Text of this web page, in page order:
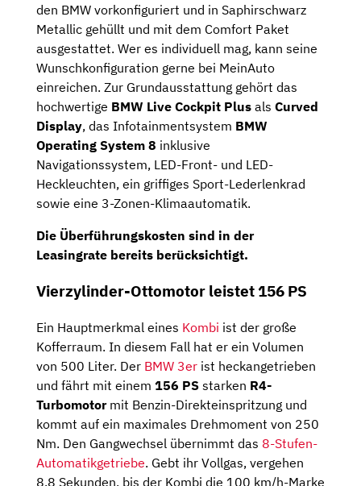
den BMW vorkonfiguriert und in Saphirschwarz
Metallic gehüllt und mit dem Comfort Paket
ausgestattet. Wer es individuell mag, kann seine
Wunschkonfiguration gerne bei MeinAuto
einreichen. Zur Grundausstattung gehört das
hochwertige BMW Live Cockpit Plus als Curved
Display, das Infotainmentsystem BMW
Operating System 8 inklusive
Navigationssystem, LED-Front- und LED-
Heckleuchten, ein griffiges Sport-Lederlenkrad
sowie eine 3-Zonen-Klimaautomatik.
Die Überführungskosten sind in der
Leasingrate bereits berücksichtigt.
Vierzylinder-Ottomotor leistet 156 PS
Ein Hauptmerkmal eines Kombi ist der große
Kofferraum. In diesem Fall hat er ein Volumen
von 500 Liter. Der BMW 3er ist heckangetrieben
und fährt mit einem 156 PS starken R4-
Turbomotormit Benzin-Direkteinspritzung und
kommt auf ein maximales Drehmoment von 250
Nm. Den Gangwechsel übernimmt das 8-Stufen-
Automatik­getriebe. Gebt ihr Vollgas, vergehen
8,8 Sekunden, bis der Kombi die 100 km/h-Marke